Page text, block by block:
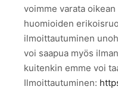
voimme varata
huomioiden
ilmoittautuminen
voi saapua myös
kuitenkin emme voi
Ilmoittautuminen: